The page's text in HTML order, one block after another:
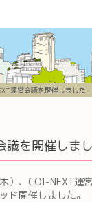
運営会議を開催しました
議を開催しま
）、COI-NEXT運
ド開催しました。